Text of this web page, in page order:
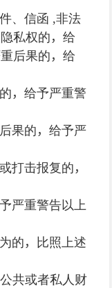
、信函 ,非法
私权的 ，给
后果的 ，给
， 给予严重警
果的 ， 给予严
打击报复的 ，
严重警告以上
的 ，
比照上述
共或者私人财